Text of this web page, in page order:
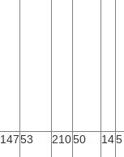
14753 21050 145